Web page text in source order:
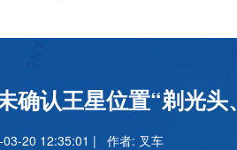
安博足球
确认王星位置“剃光
03-20 12:35:01 | 作者: 叉车